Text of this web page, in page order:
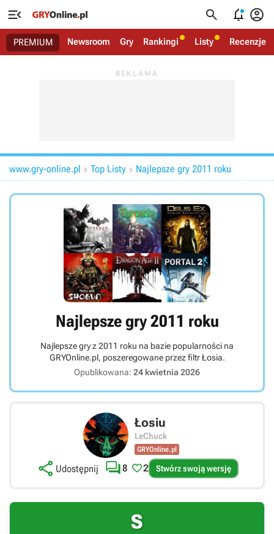
   
PREMIUM Newsroom Gry Rankingi Listy Recenzje
www.gry-online.pl  Top Listy  Najlepsze gry 2011 roku
Najlepsze gry 2011 roku
Najlepsze gry z 2011 roku na bazie popularności na
GRYOnline.pl, poszeregowane przez filtr Łosia.
Opublikowana: 24 kwietnia 2026
Łosiu
LeChuck
GRYOnline.pl
 Udostępnij 8 2 Stwórz swoją wersję
S